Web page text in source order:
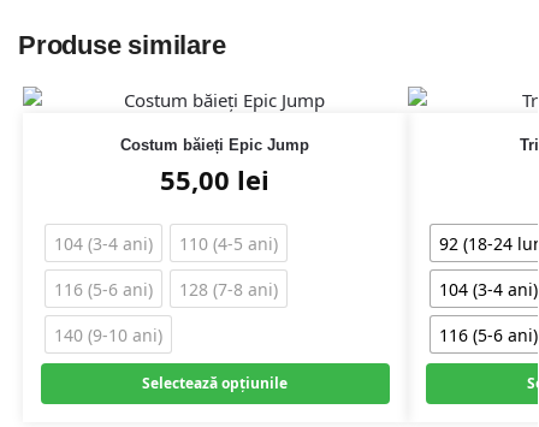
Produse similare
Costum băieți Epic Jump
55,00 lei
104 (3-4 ani)
110 (4-5 ani)
116 (5-6 ani)
128 (7-8 ani)
140 (9-10 ani)
Selectează opțiunile
92 (18-24
104 (3-4 ani)
116 (5-6 ani)